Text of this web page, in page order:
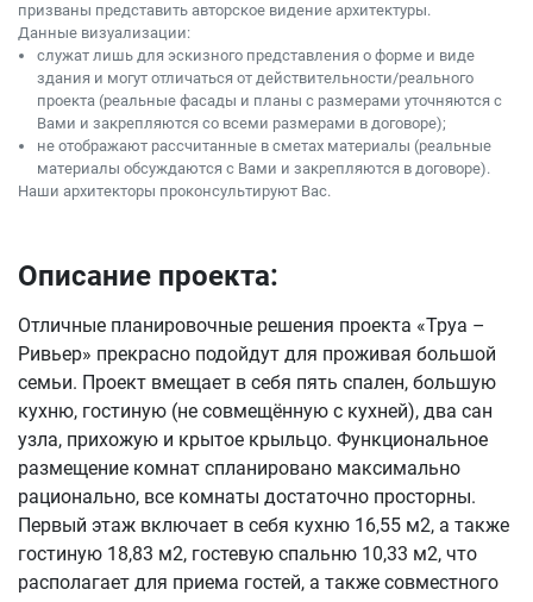
призваны представить авторское видение архитектуры.
Данные визуализации:
служат лишь для эскизного представления о форме и виде
здания и могут отличаться от действительности/реального
проекта (реальные фасады и планы с размерами уточняются с
Вами и закрепляются со всеми размерами в договоре);
не отображают рассчитанные в сметах материалы (реальные
материалы обсуждаются с Вами и закрепляются в договоре).
Наши архитекторы проконсультируют Вас.
Описание проекта:
Отличные планировочные решения проекта «Труа –
Ривьер» прекрасно подойдут для проживая большой
семьи. Проект вмещает в себя пять спален, большую
кухню, гостиную (не совмещённую с кухней), два сан
узла, прихожую и крытое крыльцо. Функциональное
размещение комнат спланировано максимально
рационально, все комнаты достаточно просторны.
Первый этаж включает в себя кухню 16,55 м2, а также
гостиную 18,83 м2, гостевую спальню 10,33 м2, что
располагает для приема гостей, а также совместного